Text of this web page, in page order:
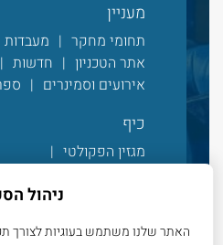
מעניין
תחומי מחקר
מעבדות
אתר הטכניון
חדשות
אירועים וסמינרים
כיף
מגזין הפקולטי
ניהול
האתר שלנו משתמש בעוגיות לצורך